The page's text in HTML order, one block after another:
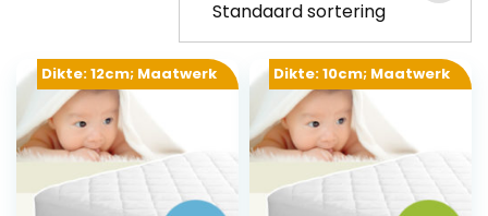
Dikte: 12cm; Maatwerk Dikte: 10cm; Maatwerk